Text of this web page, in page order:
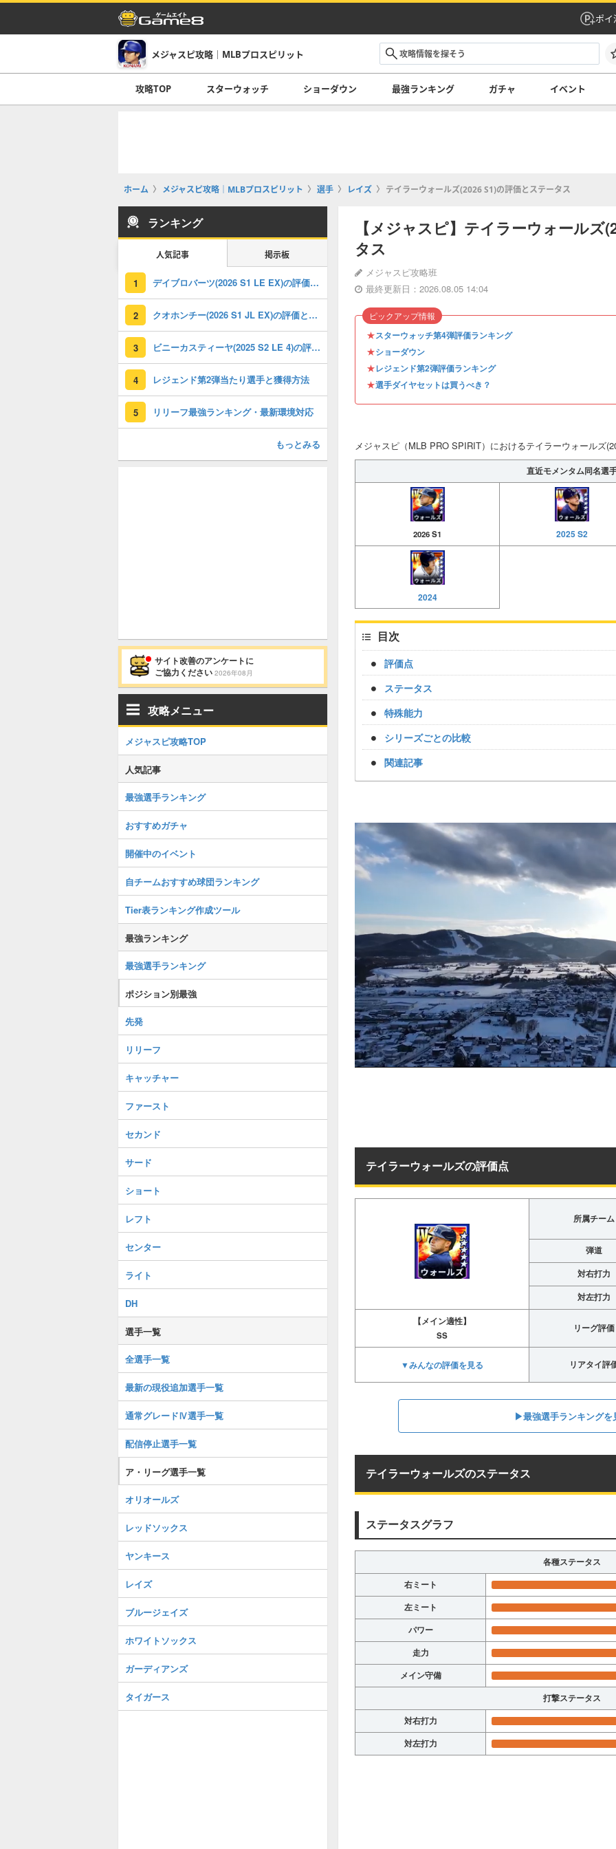
ポイ
メジャスピ攻略｜MLBプロスピリット
攻略TOP スターウォッチ ショーダウン 最強ランキング ガチャ イベント
ホーム メジャスピ攻略｜MLBプロスピリット 選手 レイズ テイラーウォールズ(2026 S1)の評価とステータス
【メジャスピ】テイラーウォールズ
タス
メジャスピ攻略班
最終更新日：2026.08.05 14:04
★スターウォッチ第4弾評価ランキング
★ショーダウン
★レジェンド第2弾評価ランキング
★選手ダイヤセットは買うべき？
ピックアップ情報
メジャスピ（MLB PRO SPIRIT）におけるテイラーウォールズ
直近モメンタム同名選
2026 S1 2025 S2
2024
目次
評価点
ステータス
特殊能力
シリーズごとの比較
関連記事
テイラーウォールズの評価点
所属チーム
弾道
対右打力
対左打力
【メイン適性】
SS
リーグ評価
▼みんなの評価を見る リアタイ評
▶︎最強選手ランキングを
テイラーウォールズのステータス
ステータスグラフ
各種ステータス
右ミート
左ミート
パワー
走力
メイン守備
打撃ステータス
対右打力
対左打力
ランキング
人気記事 掲示板
1 デイブロバーツ(2026 S1 LE EX)の評価とステータス
2 クオホンチー(2026 S1 JL EX)の評価とステータス
3 ビニーカスティーヤ(2025 S2 LE 4)の評価とステータス
4 レジェンド第2弾当たり選手と獲得方法
5 リリーフ最強ランキング・最新環境対応
もっとみる
サイト改善のアンケートに
ご協力ください 2026年08月
攻略メニュー
メジャスピ攻略TOP
人気記事
最強選手ランキング
おすすめガチャ
開催中のイベント
自チームおすすめ球団ランキング
Tier表ランキング作成ツール
最強ランキング
最強選手ランキング
ポジション別最強
先発
リリーフ
キャッチャー
ファースト
セカンド
サード
ショート
レフト
センター
ライト
DH
選手一覧
全選手一覧
最新の現役追加選手一覧
通常グレードⅣ選手一覧
配信停止選手一覧
ア・リーグ選手一覧
オリオールズ
レッドソックス
ヤンキース
レイズ
ブルージェイズ
ホワイトソックス
ガーディアンズ
タイガース